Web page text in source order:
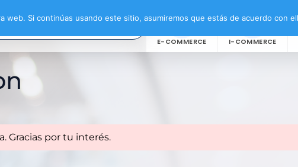
E-COMMERCE I-COMMERCE
Gracias por tu interés.
web. Si continúas usando este sitio, asumiremos que estás de acuerdo con